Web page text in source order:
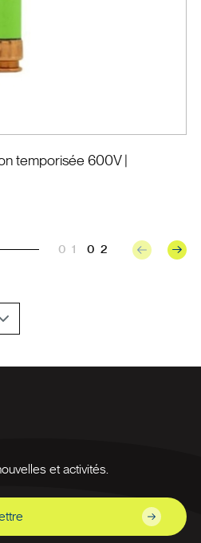
temporisée 600V
01 02
et activités.